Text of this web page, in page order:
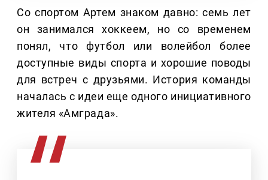
Со спортом Артем знаком давно: семь лет
он занимался хоккеем, но со временем
понял, что футбол или волейбол более
доступные виды спорта и хорошие поводы
для встреч с друзьями. История команды
началась с идеи еще одного инициативного
жителя «Амграда».